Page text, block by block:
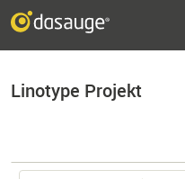
Linotype Projekt